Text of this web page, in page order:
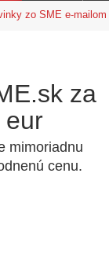
zo SME e-mailom
za
eur
mimoriadnu
cenu.